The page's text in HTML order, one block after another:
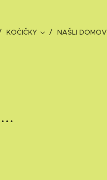
KOČIČKY NAŠLI DOMOV